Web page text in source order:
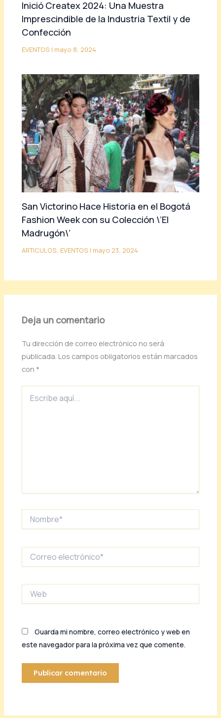
Inició Createx 2024: Una Muestra
Imprescindible de la Industria Textil y de
Confección
EVENTOS | mayo 8, 2024
San Victorino Hace Historia en el Bogotá
Fashion Week con su Colección \’El
Madrugón\’
ARTICULOS, EVENTOS | mayo 23, 2024
Deja un comentario
Tu dirección de correo electrónico no será
publicada. Los campos obligatorios están marcados
con *
aquí...
electrónico*
Guarda mi nombre, correo electrónico y web en
este navegador para la próxima vez que comente.